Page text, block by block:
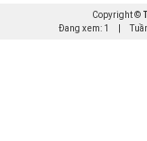
Copyright ©
Đang xem: 1